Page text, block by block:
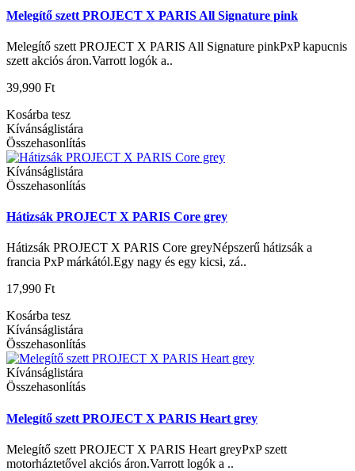
Melegítő szett PROJECT X PARIS All Signature pink
Melegítő szett PROJECT X PARIS All Signature pinkPxP kapucnis
szett akciós áron.Varrott logók a..
39,990 Ft
Kosárba tesz
Kívánságlistára
Összehasonlítás
Kívánságlistára
Összehasonlítás
Hátizsák PROJECT X PARIS Core grey
Hátizsák PROJECT X PARIS Core greyNépszerű hátizsák a
francia PxP márkától.Egy nagy és egy kicsi, zá..
17,990 Ft
Kosárba tesz
Kívánságlistára
Összehasonlítás
Kívánságlistára
Összehasonlítás
Melegítő szett PROJECT X PARIS Heart grey
Melegítő szett PROJECT X PARIS Heart greyPxP szett
motorháztetővel akciós áron.Varrott logók a ..